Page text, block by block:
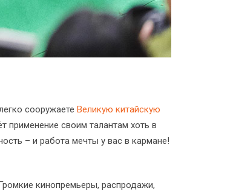
сооружаете Великую китайскую
применение своим талантам хоть в
– и работа мечты у вас в кармане!
кинопремьеры, распродажи,